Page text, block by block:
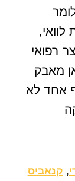
רפואי
מאבק
אחד לא
, קנאביס